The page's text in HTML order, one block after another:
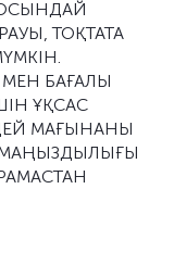
ТОҚТАТА
МЕН БАҒАЛЫ
ҰҚСАС
МАҒЫНАНЫ
МАҢЫЗДЫЛЫҒЫ